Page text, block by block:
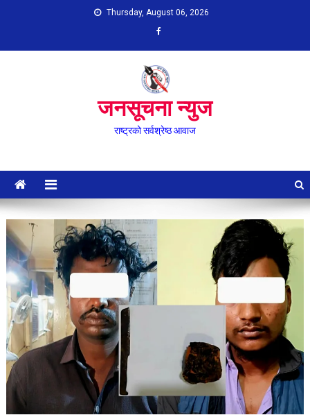
Thursday, August 06, 2026
जनसूचना न्युज
राष्ट्रको सर्वश्रेष्ठ आवाज